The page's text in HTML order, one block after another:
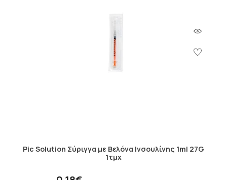
Pic Solution Σύριγγα με Βελόνα Ινσουλίνης 1ml 27G
1τμχ